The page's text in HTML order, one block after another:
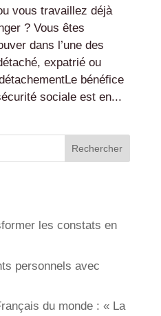
vous travaillez déjà
? Vous êtes
dans l’une des
expatrié ou
bénéfice
sociale est en...
Rechercher
les constats en
personnels avec
du monde : « La